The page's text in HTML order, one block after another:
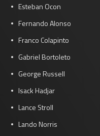
Esteban Ocon
Fernando Alonso
Franco Colapinto
Gabriel Bortoleto
George Russell
Isack Hadjar
Lance Stroll
Lando Norris